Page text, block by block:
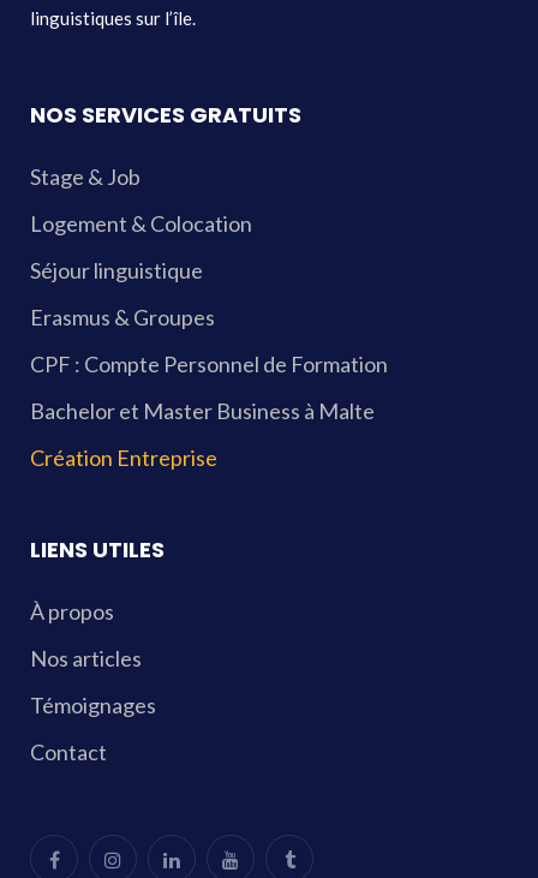
linguistiques sur l’île.
NOS SERVICES GRATUITS
Stage & Job
Logement & Colocation
Séjour linguistique
Erasmus & Groupes
CPF : Compte Personnel de Formation
Bachelor et Master Business à Malte
Création Entreprise
LIENS UTILES
À propos
Nos articles
Témoignages
Contact